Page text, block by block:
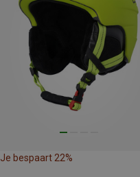
Je bespaart 22%